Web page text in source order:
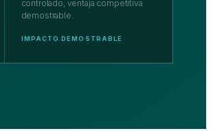
controlado, ventaja competitiva
demostrable.
IMPACTO DEMOSTRABLE